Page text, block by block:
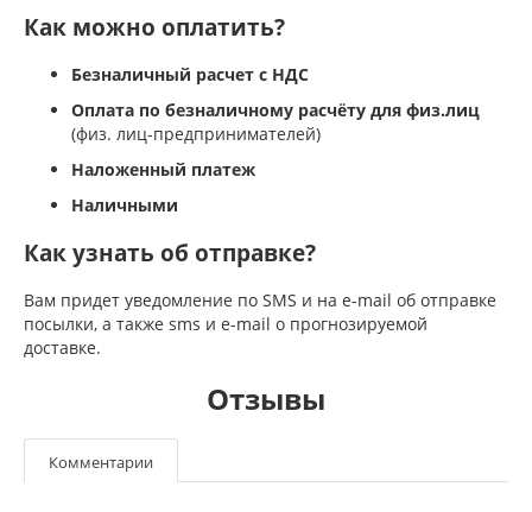
Как можно оплатить?
Безналичный расчет с НДС
Оплата по безналичному расчёту для физ.лиц
(физ. лиц-предпринимателей)
Наложенный платеж
Наличными
Как узнать об отправке?
Вам придет уведомление по SMS и на e-mail об отправке
посылки, а также sms и e-mail о прогнозируемой
доставке.
Отзывы
Комментарии